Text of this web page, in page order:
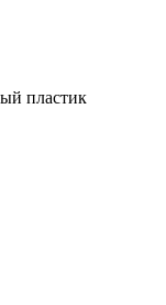
пластик